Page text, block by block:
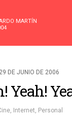
MARTÍN
29 DE JUNIO DE 2006
Yeah!
, Internet, Personal